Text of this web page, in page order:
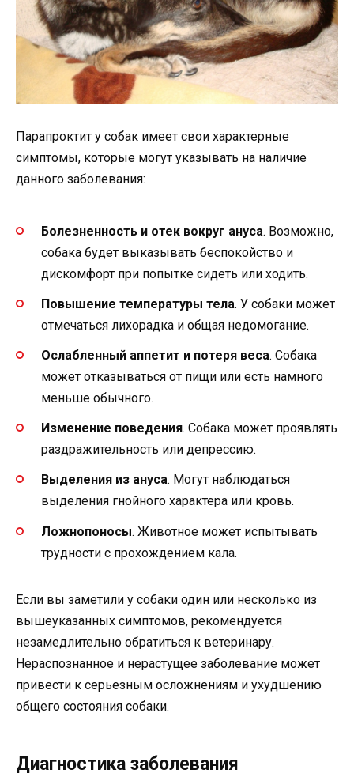
Парапроктит у собак имеет свои характерные
симптомы, которые могут указывать на наличие
данного заболевания:
Болезненность и отек вокруг ануса. Возможно,
собака будет выказывать беспокойство и
дискомфорт при попытке сидеть или ходить.
Повышение температуры тела. У собаки может
отмечаться лихорадка и общая недомогание.
Ослабленный аппетит и потеря веса. Собака
может отказываться от пищи или есть намного
меньше обычного.
Изменение поведения. Собака может проявлять
раздражительность или депрессию.
Выделения из ануса. Могут наблюдаться
выделения гнойного характера или кровь.
Ложнопоносы. Животное может испытывать
трудности с прохождением кала.
Если вы заметили у собаки один или несколько из
вышеуказанных симптомов, рекомендуется
незамедлительно обратиться к ветеринару.
Нераспознанное и нерастущее заболевание может
привести к серьезным осложнениям и ухудшению
общего состояния собаки.
Диагностика заболевания